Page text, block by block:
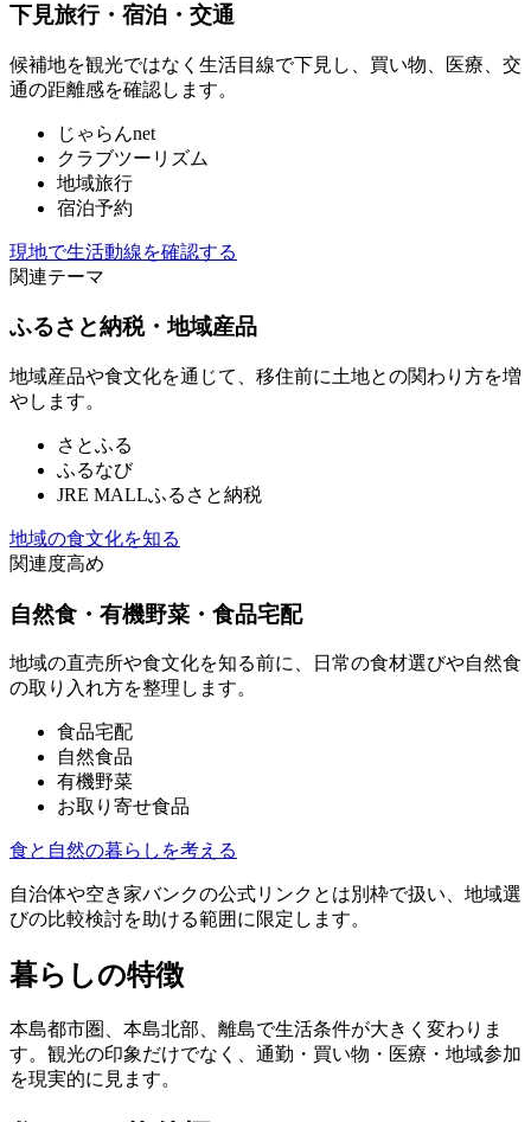
下見旅行・宿泊・交通
候補地を観光ではなく生活目線で下見し、買い物、医療、交
通の距離感を確認します。
じゃらんnet
クラブツーリズム
地域旅行
宿泊予約
現地で生活動線を確認する
関連テーマ
ふるさと納税・地域産品
地域産品や食文化を通じて、移住前に土地との関わり方を増
やします。
さとふる
ふるなび
JRE MALLふるさと納税
地域の食文化を知る
関連度高め
自然食・有機野菜・食品宅配
地域の直売所や食文化を知る前に、日常の食材選びや自然食
の取り入れ方を整理します。
食品宅配
自然食品
有機野菜
お取り寄せ食品
食と自然の暮らしを考える
自治体や空き家バンクの公式リンクとは別枠で扱い、地域選
びの比較検討を助ける範囲に限定します。
暮らしの特徴
本島都市圏、本島北部、離島で生活条件が大きく変わりま
す。観光の印象だけでなく、通勤・買い物・医療・地域参加
を現実的に見ます。